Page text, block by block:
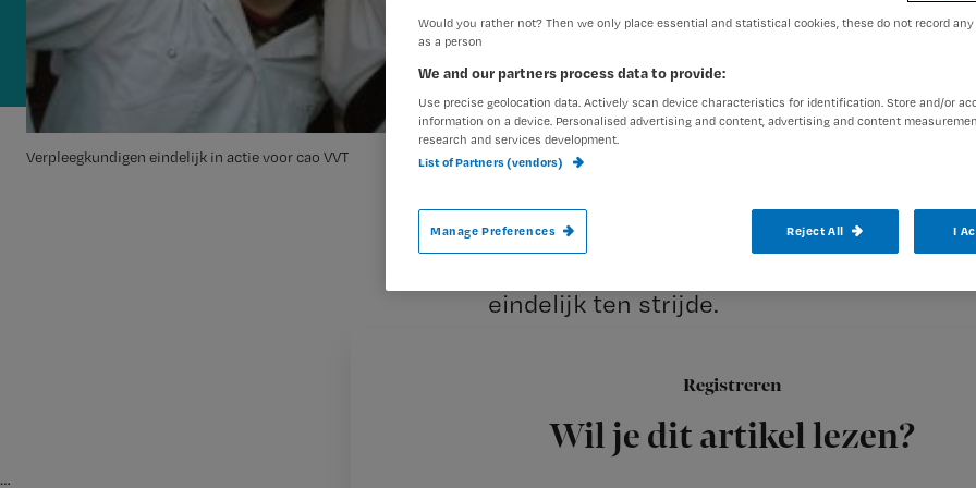
Verpleegkundigen eindelijk in actie voor cao VVT
Auteur:
Registreren
Wil je dit artikel lezen?
Het cao overleg in de sector van
(VVT) is opnieuw mislukt.
eindelijk ten strijde.
…
Would you rather not? Then we only place essential and statistical cookies, these do not record
as a person
We and our partners process data to provide:
Use precise geolocation data. Actively scan device characteristics for identification. Store and/or
information on a device. Personalised advertising and content, advertising and content
research and services development.
List of Partners (vendors)
Manage Preferences Reject All I